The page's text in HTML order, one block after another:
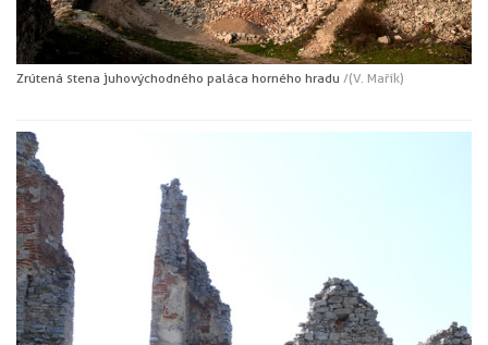
Zrútená stena juhovýchodného paláca horného hradu /(V. Mařík)